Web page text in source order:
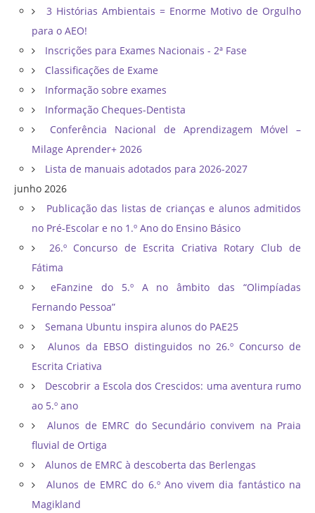
3 Histórias Ambientais = Enorme Motivo de Orgulho
para o AEO!
Inscrições para Exames Nacionais - 2ª Fase
Classificações de Exame
Informação sobre exames
Informação Cheques-Dentista
Conferência Nacional de Aprendizagem Móvel –
Milage Aprender+ 2026
Lista de manuais adotados para 2026-2027
junho 2026
Publicação das listas de crianças e alunos admitidos
no Pré-Escolar e no 1.º Ano do Ensino Básico
26.º Concurso de Escrita Criativa Rotary Club de
Fátima
eFanzine do 5.º A no âmbito das “Olimpíadas
Fernando Pessoa”
Semana Ubuntu inspira alunos do PAE25
Alunos da EBSO distinguidos no 26.º Concurso de
Escrita Criativa
Descobrir a Escola dos Crescidos: uma aventura rumo
ao 5.º ano
Alunos de EMRC do Secundário convivem na Praia
fluvial de Ortiga
Alunos de EMRC à descoberta das Berlengas
Alunos de EMRC do 6.º Ano vivem dia fantástico na
Magikland